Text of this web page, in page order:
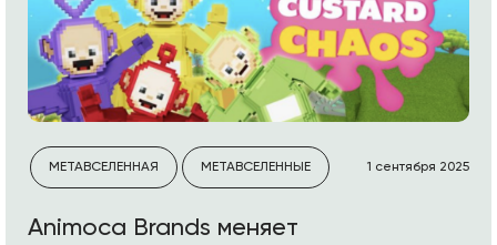
МЕТАВСЕЛЕННАЯ МЕТАВСЕЛЕННЫЕ 1 сентября 2025
Animoca Brands меняет